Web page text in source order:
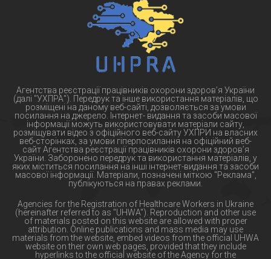
Агентства реєстрації працівників охорони здоров’я України
(далі "УХПРА"). Передрук та інше використання матеріалів, що
розміщені на даному веб-сайті, дозволяється за умови
посилання на джерело. Інтернет- видання та засоби масової
інформації можуть використовувати матеріали сайту,
розміщувати відео з офіційного веб-сайту УХПРИ на власних
веб-сторінках, за умови гіперпосилання на офіційний веб-
сайт Агентства реєстрації працівників охорони здоров’я
України. Заборонено передрук та використання матеріалів, у
яких міститься посилання на інші інтернет-видання та засоби
масової інформації. Матеріали, позначені міткою "Реклама",
публікуються на правах реклами.
Agencies for the Registration of Healthcare Workers in Ukraine
(hereinafter referred to as "UHWA"). Reproduction and other use
of materials posted on this website are allowed with proper
attribution. Online publications and mass media may use
materials from the website, embed videos from the official UHWA
website on their own web pages, provided that they include
hyperlinks to the official website of the Agency for the